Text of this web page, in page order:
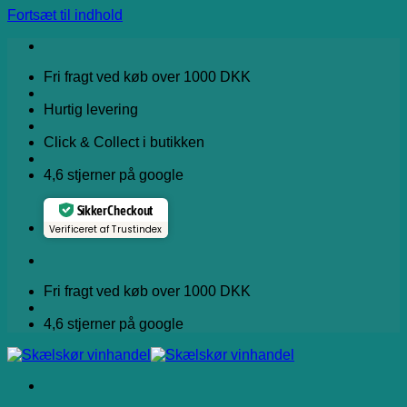
Fortsæt til indhold
Fri fragt ved køb over 1000 DKK
Hurtig levering
Click & Collect i butikken
4,6 stjerner på google
Sikker Checkout
Verificeret af Trustindex
Fri fragt ved køb over 1000 DKK
4,6 stjerner på google